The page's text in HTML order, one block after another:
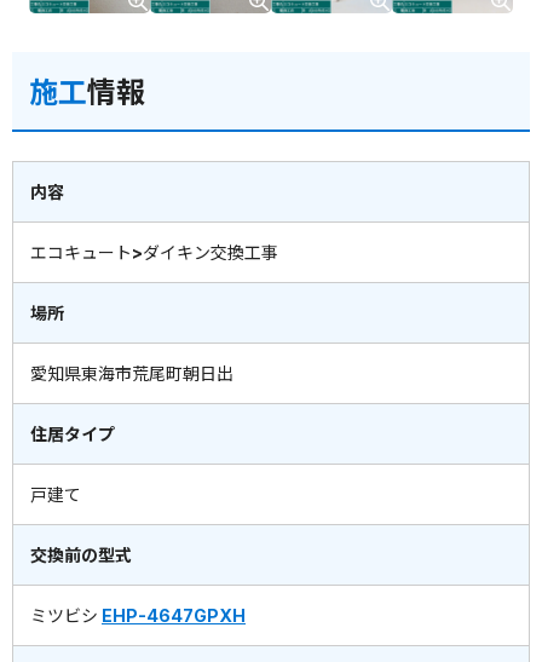
施工情報
内容
エコキュート>ダイキン交換工事
場所
愛知県東海市荒尾町朝日出
住居タイプ
戸建て
交換前の型式
ミツビシ EHP-4647GPXH